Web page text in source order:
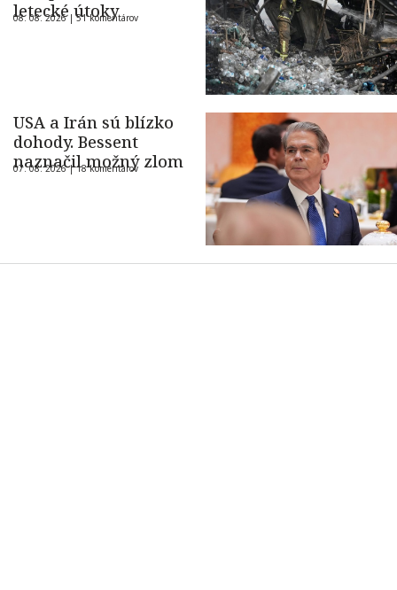
letecké útoky
08. 08. 2026 |51 komentárov
USA a Irán sú blízko
dohody. Bessent
naznačil možný zlom
07. 08. 2026 |18 komentárov